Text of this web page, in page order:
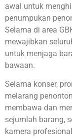
awal untuk
penumpukan
Selama di area
mewajibkan
untuk menjaga
bawaan.
Selama konser,
melarang
membawa dan
sejumlah barang,
kamera